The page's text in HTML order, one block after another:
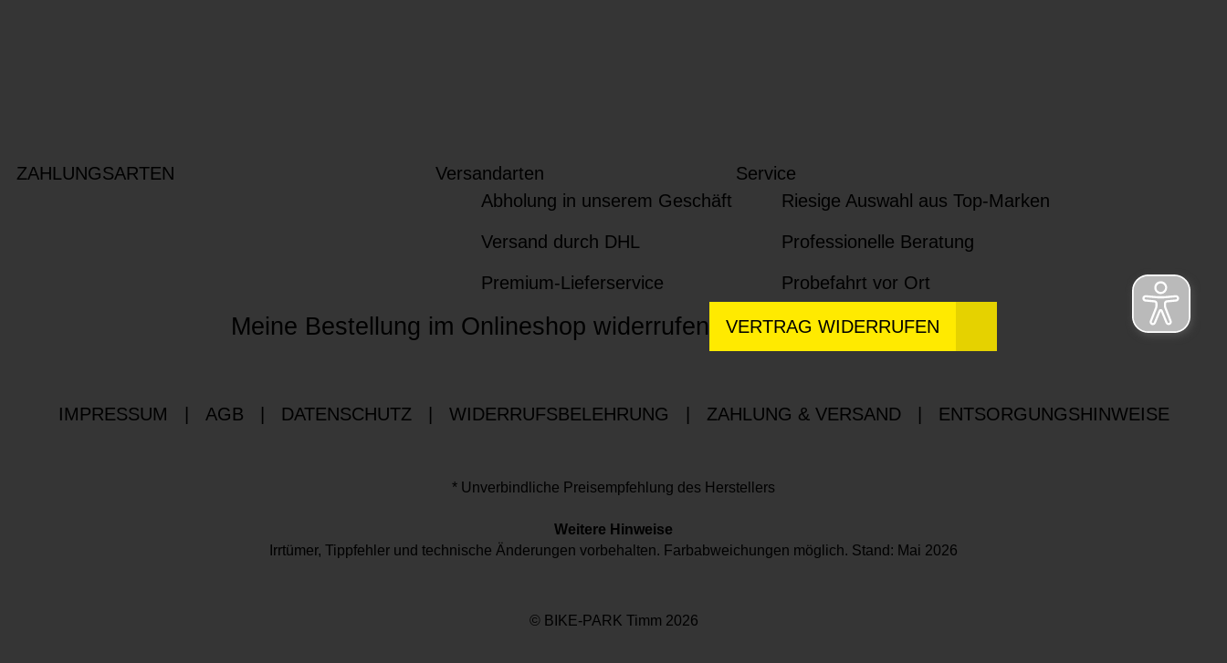
ZAHLUNGSARTEN
Versandarten
Abholung in unserem Geschäft
Versand durch DHL
Premium-Lieferservice
Service
Riesige Auswahl aus Top-Marken
Professionelle Beratung
Probefahrt vor Ort
Meine Bestellung im Onlineshop widerrufen VERTRAG WIDERRUFEN
IMPRESSUM AGB DATENSCHUTZ WIDERRUFSBELEHRUNG ZAHLUNG & VERSAND ENTSORGUNGSHINWEISE
* Unverbindliche Preisempfehlung des Herstellers
Weitere Hinweise
Irrtümer, Tippfehler und technische Änderungen vorbehalten. Farbabweichungen möglich. Stand: Mai 2026
© BIKE-PARK Timm 2026